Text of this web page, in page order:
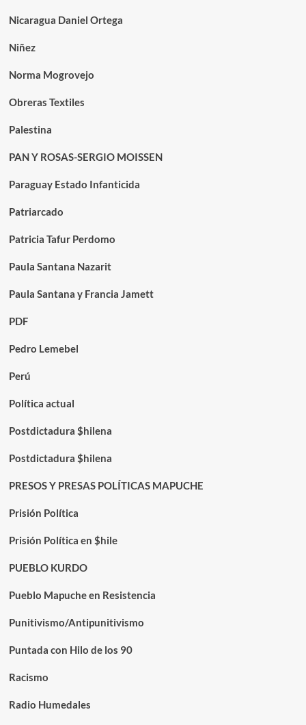
Nicaragua Daniel Ortega
Niñez
Norma Mogrovejo
Obreras Textiles
Palestina
PAN Y ROSAS-SERGIO MOISSEN
Paraguay Estado Infanticida
Patriarcado
Patricia Tafur Perdomo
Paula Santana Nazarit
Paula Santana y Francia Jamett
PDF
Pedro Lemebel
Perú
Política actual
Postdictadura $hilena
Postdictadura $hilena
PRESOS Y PRESAS POLÍTICAS MAPUCHE
Prisión Política
Prisión Política en $hile
PUEBLO KURDO
Pueblo Mapuche en Resistencia
Punitivismo/Antipunitivismo
Puntada con Hilo de los 90
Racismo
Radio Humedales